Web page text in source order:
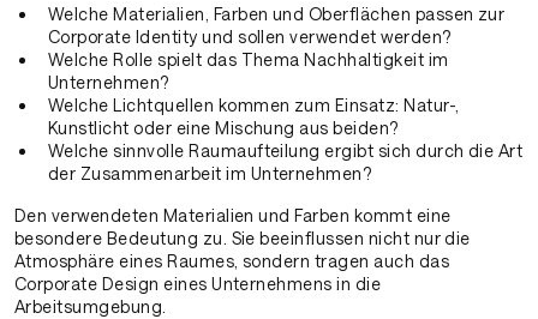
Welche Materialien, Farben und Oberflächen passen zur
Corporate Identity und sollen verwendet werden?
Welche Rolle spielt das Thema Nachhaltigkeit im
Unternehmen?
Welche Lichtquellen kommen zum Einsatz: Natur-,
Kunstlicht oder eine Mischung aus beiden?
Welche sinnvolle Raumaufteilung ergibt sich durch die Art
der Zusammenarbeit im Unternehmen?
Den verwendeten Materialien und Farben kommt eine
besondere Bedeutung zu. Sie beeinflussen nicht nur die
Atmosphäre eines Raumes, sondern tragen auch das
Corporate Design eines Unternehmens in die
Arbeitsumgebung.